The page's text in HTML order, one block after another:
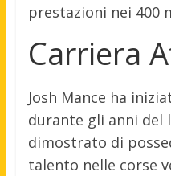
prestazioni nei 400
Carriera
Josh Mance ha
durante gli anni del
dimostrato di
talento nelle corse